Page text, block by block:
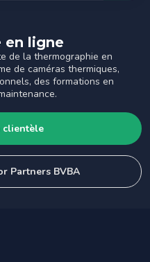
en ligne
de la thermographie en
de caméras thermiques,
des formations en
clientèle
Partners BVBA